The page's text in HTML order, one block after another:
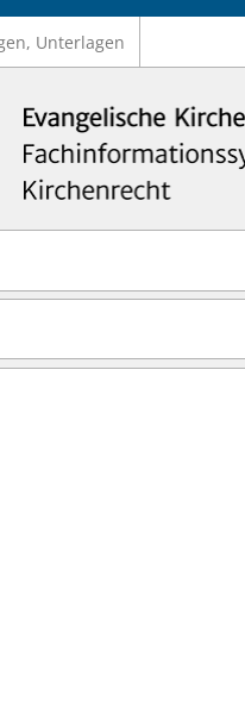
Unterlagen
auch: "Pfarrerinitiative"
Hilfe.